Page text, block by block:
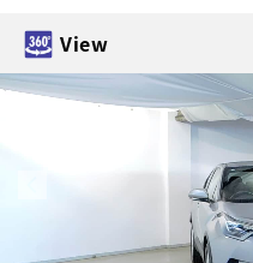
View